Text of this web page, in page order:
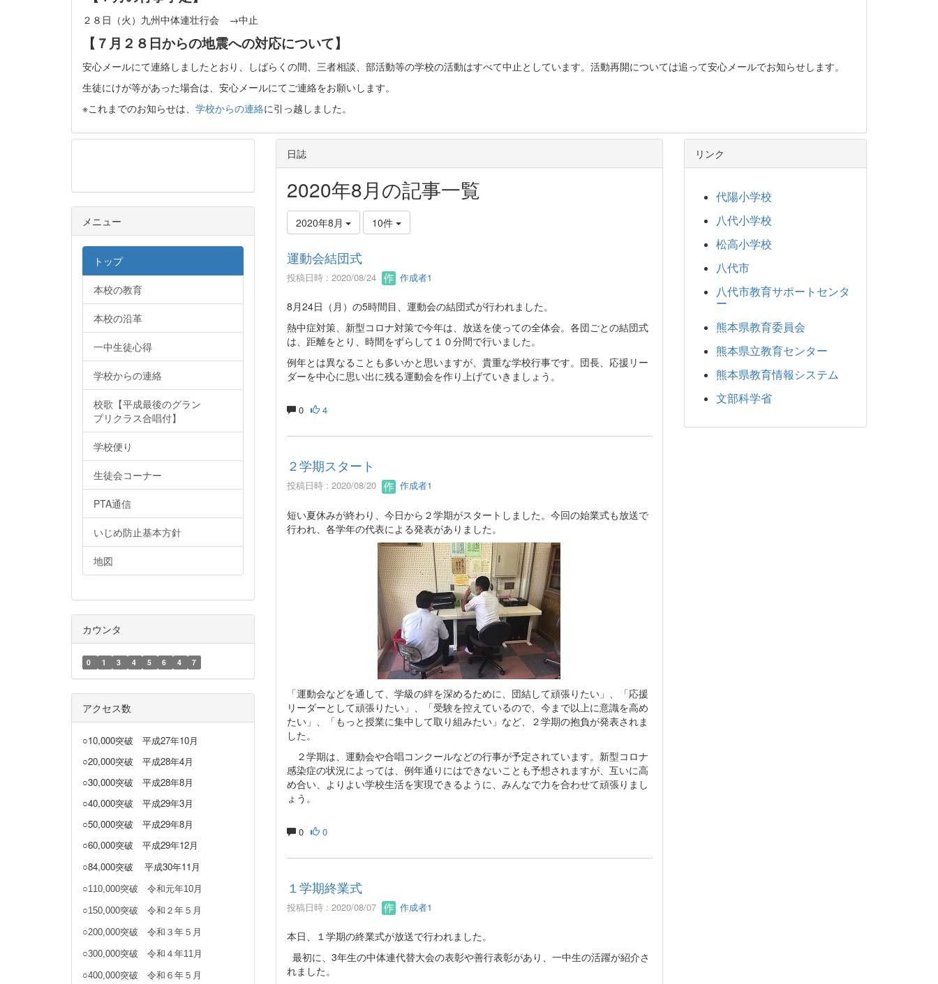
２８日（火）九州中体連壮行会 →中止
【７月２８日からの地震への対応について】
安心メールにて連絡しましたとおり、しばらくの間、三者相談、部活動等の学校の活動はすべて中止としています。活動再開については追って安心メールでお知らせします。
生徒にけが等があった場合は、安心メールにてご連絡をお願いします。
※これまでのお知らせは、 学校からの連絡に引っ越しました。
日誌
2020年8月の記事一覧
2020年8月 10件
運動会結団式
投稿日時 : 2020/08/24 作成者1
8月24日（月）の5時間目、運動会の結団式が行われました。
熱中症対策、新型コロナ対策で今年は、放送を使っての全体会。各団ごとの結団式
は、距離をとり、時間をずらして１０分間で行いました。
例年とは異なることも多いかと思いますが、貴重な学校行事です。団長、応援リー
ダーを中心に思い出に残る運動会を作り上げていきましょう。
0 4
２学期スタート
投稿日時 : 2020/08/20 作成者1
短い夏休みが終わり、今日から２学期がスタートしました。今回の始業式も放送で
行われ、各学年の代表による発表がありました。
「運動会などを通して、学級の絆を深めるために、団結して頑張りたい」、「応援
リーダーとして頑張りたい」、「受験を控えているので、今まで以上に意識を高め
たい」、「もっと授業に集中して取り組みたい」など、２学期の抱負が発表されま
した。
２学期は、運動会や合唱コンクールなどの行事が予定されています。新型コロナ
感染症の状況によっては、例年通りにはできないことも予想されますが、互いに高
め合い、よりよい学校生活を実現できるように、みんなで力を合わせて頑張りまし
ょう。
0 0
１学期終業式
投稿日時 : 2020/08/07 作成者1
本日、１学期の終業式が放送で行われました。
最初に、3年生の中体連代替大会の表彰や善行表彰があり、一中生の活躍が紹介さ
れました。
メニュー
トップ
本校の教育
本校の沿革
一中生徒心得
学校からの連絡
校歌【平成最後のグラン
プリクラス合唱付】
学校便り
生徒会コーナー
PTA通信
いじめ防止基本方針
地図
カウンタ
0 1 3 4 5 6 4 7
アクセス数
○10,000突破 平成27年10月
○20,000突破 平成28年4月
○30,000突破 平成28年8月
○40,000突破 平成29年3月
○50,000突破 平成29年8月
○60,000突破 平成29年12月
○84,000突破
平成30年11月
○110,000突破 令和元年10月
○150,000突破 令和２年５月
○200,000突破 令和３年５月
○300,000突破 令和４年11月
○400,000突破 令和６年５月
リンク
代陽小学校
八代小学校
松高小学校
八代市
八代市教育サポートセンタ
ー
熊本県教育委員会
熊本県立教育センター
熊本県教育情報システム
文部科学省